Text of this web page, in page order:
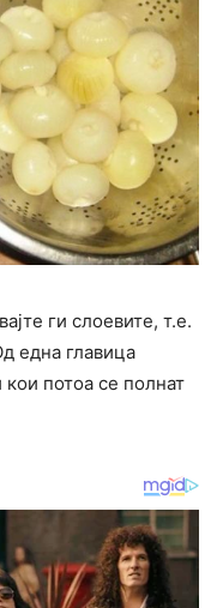
ги слоевите, т.е.
една главица
потоа се полнат